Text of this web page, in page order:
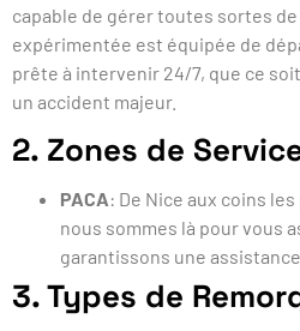
capable de gérer toutes sortes
expérimentée est équipée de
prête à intervenir 24/7, que ce
un accident majeur.
2. Zones de
PACA: De Nice aux coins
nous sommes là pour vous
garantissons une
3. Types de